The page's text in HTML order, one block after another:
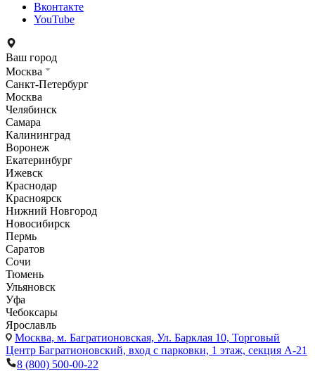
Вконтакте
YouTube
Ваш город
Москва
Санкт-Петербург
Москва
Челябинск
Самара
Калининград
Воронеж
Екатеринбург
Ижевск
Краснодар
Красноярск
Нижний Новгород
Новосибирск
Пермь
Саратов
Сочи
Тюмень
Ульяновск
Уфа
Чебоксары
Ярославль
Москва, м. Багратионовская, Ул. Барклая 10, Торговый
Центр Багратионовский, вход с парковки, 1 этаж, секция А-21
8 (800) 500-00-22